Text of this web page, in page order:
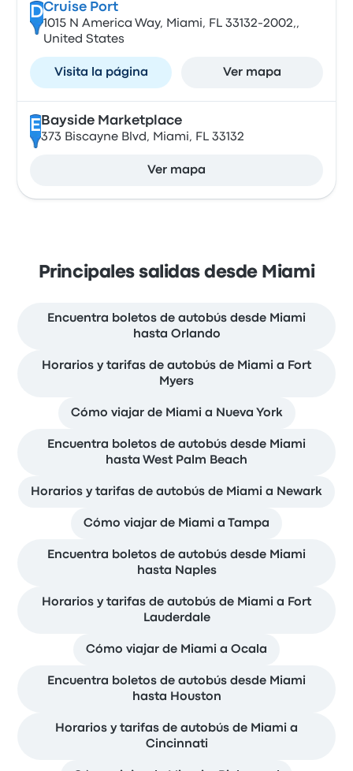
DCruise Port
1015 N America Way, Miami, FL 33132-2002,,
United States
Visita la página Ver mapa
EBayside Marketplace
373 Biscayne Blvd, Miami, FL 33132
Ver mapa
Principales salidas desde Miami
Encuentra boletos de autobús desde Miami
hasta Orlando
Horarios y tarifas de autobús de Miami a Fort
Myers
Cómo viajar de Miami a Nueva York
Encuentra boletos de autobús desde Miami
hasta West Palm Beach
Horarios y tarifas de autobús de Miami a Newark
Cómo viajar de Miami a Tampa
Encuentra boletos de autobús desde Miami
hasta Naples
Horarios y tarifas de autobús de Miami a Fort
Lauderdale
Cómo viajar de Miami a Ocala
Encuentra boletos de autobús desde Miami
hasta Houston
Horarios y tarifas de autobús de Miami a
Cincinnati